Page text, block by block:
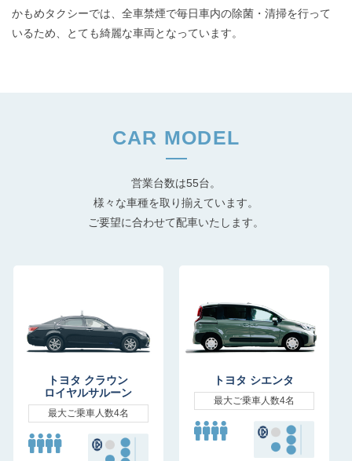
かもめタクシーでは、全車禁煙で毎日車内の除菌・清掃を行って
いるため、とても綺麗な車両となっています。
CAR MODEL
営業台数は55台。
様々な車種を取り揃えています。
ご要望に合わせて配車いたします。
トヨタ クラウン
ロイヤルサルーン
最大ご乗車人数4名
トヨタ シエンタ
最大ご乗車人数4名